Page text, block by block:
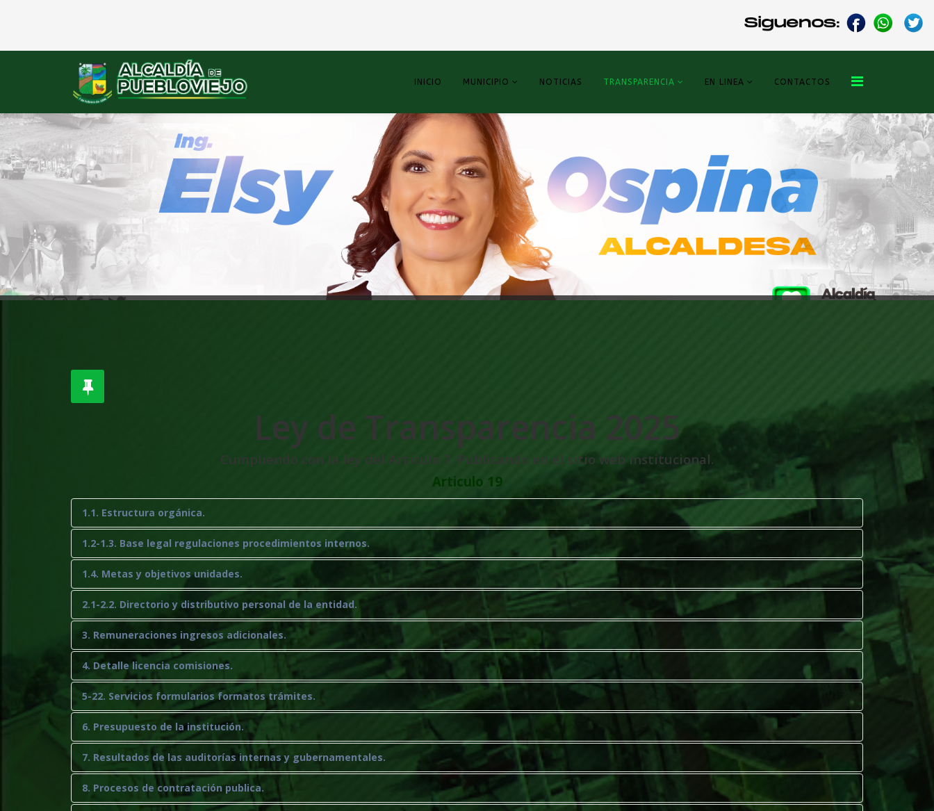
INICIO MUNICIPIO NOTICIAS TRANSPARENCIA EN LINEA CONTACTOS
Ley de Transparencia 2025
Cumpliendo con la ley del Articulo 7. Publicando en el sitio web institucional.
Articulo 19
1.1. Estructura orgánica.
1.2-1.3. Base legal regulaciones procedimientos internos.
1.4. Metas y objetivos unidades.
2.1-2.2. Directorio y distributivo personal de la entidad.
3. Remuneraciones ingresos adicionales.
4. Detalle licencia comisiones.
5-22. Servicios formularios formatos trámites.
6. Presupuesto de la institución.
7. Resultados de las auditorías internas y gubernamentales.
8. Procesos de contratación publica.